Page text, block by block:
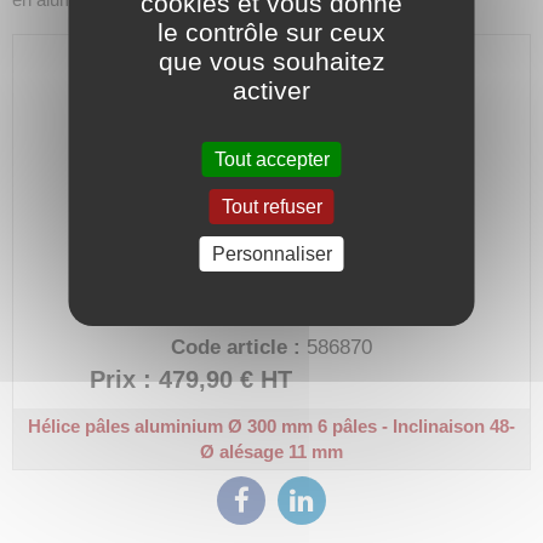
Code article : 586870
Prix : 479,90 €HT
Hélice pâles aluminium Ø 300 mm 6 pâles - Inclinaison 48-
Ø alésage 11 mm
le contrôle sur ceux
que vous souhaitez
activer
Tout accepter
Tout refuser
Personnaliser